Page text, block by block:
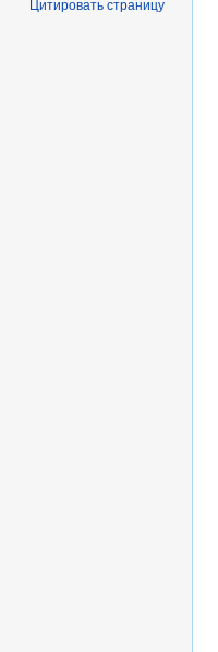
Цитировать страницу